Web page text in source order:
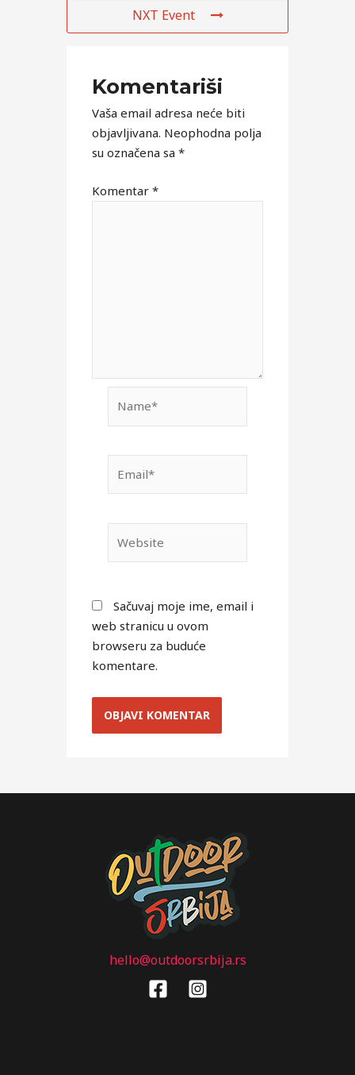
NXT Event
Komentariši
Vaša email adresa neće biti
objavljivana. Neophodna polja
su označena sa*
Komentar*
Sačuvaj moje ime, email i
web stranicu u ovom
browseru za buduće
komentare.
hello@outdoorsrbija.rs